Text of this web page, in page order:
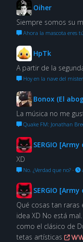
Oiher
Siempre somos su
Ahora la mascota eres
HpTk
A partir de la
Hoy en la nave del
Bonox (El
La música no me
Quake FM: Jonathan
SERGIO
XD
No. ¿Verdad que no?·
SERGIO
Qué cosas tan raras
idea XD No está
como el clásico de
tetas artísticas